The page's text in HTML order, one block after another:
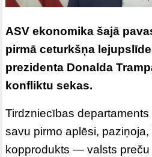
ASV ekonomika šajā
pirmā ceturkšņa
prezidenta Donalda
konfliktu sekas.
Tirdzniecības
savu pirmo aplēsi,
kopprodukts — valsts